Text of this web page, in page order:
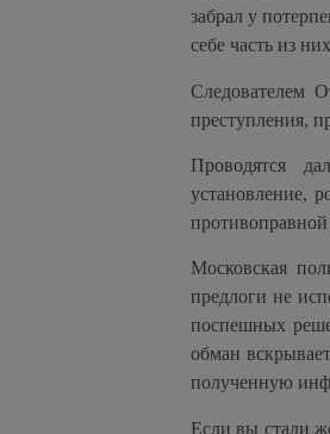
забрал у
себе часть из
Следователем
преступления,
Проводятся
установление,
противоправной
Московская
предлоги не
поспешных
обман
полученную
Если вы стали